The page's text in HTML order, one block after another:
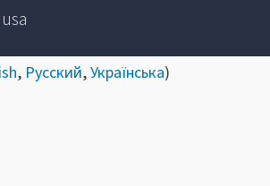
, Русский,Українська)